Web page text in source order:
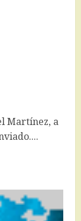
Martínez, a